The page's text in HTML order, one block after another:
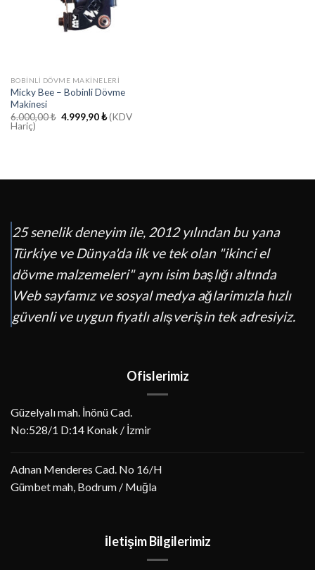
BOBINLI DÖVME MAKINELERI
Micky Bee – Bobinli Dövme
Makinesi
6.000,00₺ Orijinal
4.999,90₺Şu
andaki
(KDV
Hariç)
25 senelik deneyim ile, 2012 yılından bu yana
Türkiye ve Dünya'da ilk ve tek olan "ikinci el
dövme malzemeleri" aynı isim başlığı altında
Web sayfamız ve sosyal medya ağlarimızla hızlı
güvenli ve uygun fiyatlı alışverişin tek adresiyiz.
Ofislerimiz
Güzelyalı mah. İnönü Cad.
No:528/1 D:14 Konak / İzmir
Adnan Menderes Cad. No 16/H
Gümbet mah, Bodrum / Muğla
İletişim Bilgilerimiz